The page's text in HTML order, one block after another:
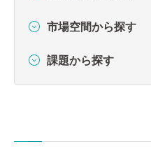
市場空間から探す
課題から探す